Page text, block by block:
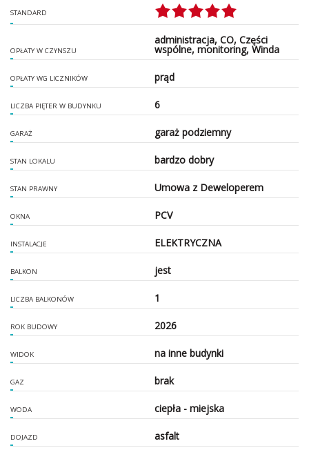
STANDARD
OPŁATY W CZYNSZU
administracja, CO, Części
wspólne, monitoring, Winda
OPŁATY WG LICZNIKÓW prąd
LICZBA PIĘTER W BUDYNKU 6
GARAŻ garaż podziemny
STAN LOKALU bardzo dobry
STAN PRAWNY Umowa z Deweloperem
OKNA PCV
INSTALACJE ELEKTRYCZNA
BALKON jest
LICZBA BALKONÓW 1
ROK BUDOWY 2026
WIDOK na inne budynki
GAZ brak
WODA ciepła - miejska
DOJAZD asfalt